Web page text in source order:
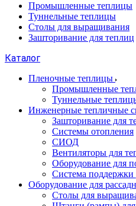
Промышленные теплицы
Туннельные теплицы
Столы для выращивания
Зашторивание для теплиц
Каталог
Пленочные теплицы
Промышленные
Туннельные
Инженерные тепличные
Зашторивание для
Системы отопления
СИОД
Вентиляторы для
Оборудование для
Система
Оборудование для
Столы для